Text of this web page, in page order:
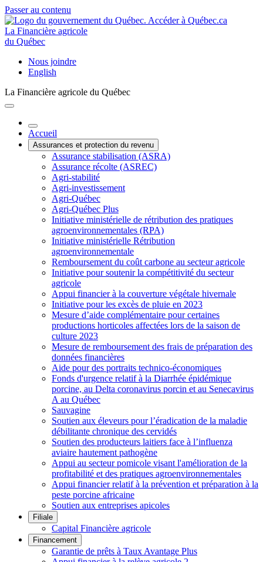
Passer au contenu
La Financière agricole
du Québec
Nous joindre
English
La Financière agricole du Québec
Accueil
Assurances et protection du revenu
Assurance stabilisation (ASRA)
Assurance récolte (ASREC)
Agri-stabilité
Agri-investissement
Agri-Québec
Agri-Québec Plus
Initiative ministérielle de rétribution des pratiques
agroenvironnementales (RPA)
Initiative ministérielle Rétribution
agroenvironnementale
Remboursement du coût carbone au secteur agricole
Initiative pour soutenir la compétitivité du secteur
agricole
Appui financier à la couverture végétale hivernale
Initiative pour les excès de pluie en 2023
Mesure d’aide complémentaire pour certaines
productions horticoles affectées lors de la saison de
culture 2023
Mesure de remboursement des frais de préparation des
données financières
Aide pour des portraits technico-économiques
Fonds d'urgence relatif à la Diarrhée épidémique
porcine, au Delta coronavirus porcin et au Senecavirus
A au Québec
Sauvagine
Soutien aux éleveurs pour l’éradication de la maladie
débilitante chronique des cervidés
Soutien des producteurs laitiers face à l’influenza
aviaire hautement pathogène
Appui au secteur pomicole visant l'amélioration de la
profitabilité et des pratiques agroenvironnementales
Appui financier relatif à la prévention et préparation à la
peste porcine africaine
Soutien aux entreprises apicoles
Filiale
Capital Financière agricole
Financement
Garantie de prêts à Taux Avantage Plus